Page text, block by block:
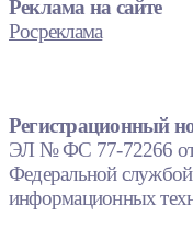
Реклама на сайте
Росреклама
Регистрационный
ЭЛ № ФС 77-72266 от
Федеральной
информационных